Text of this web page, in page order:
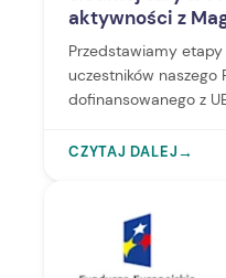
aktywności z
Przedstawiamy
uczestników
dofinansowanego z
CZYTAJ DALEJ→